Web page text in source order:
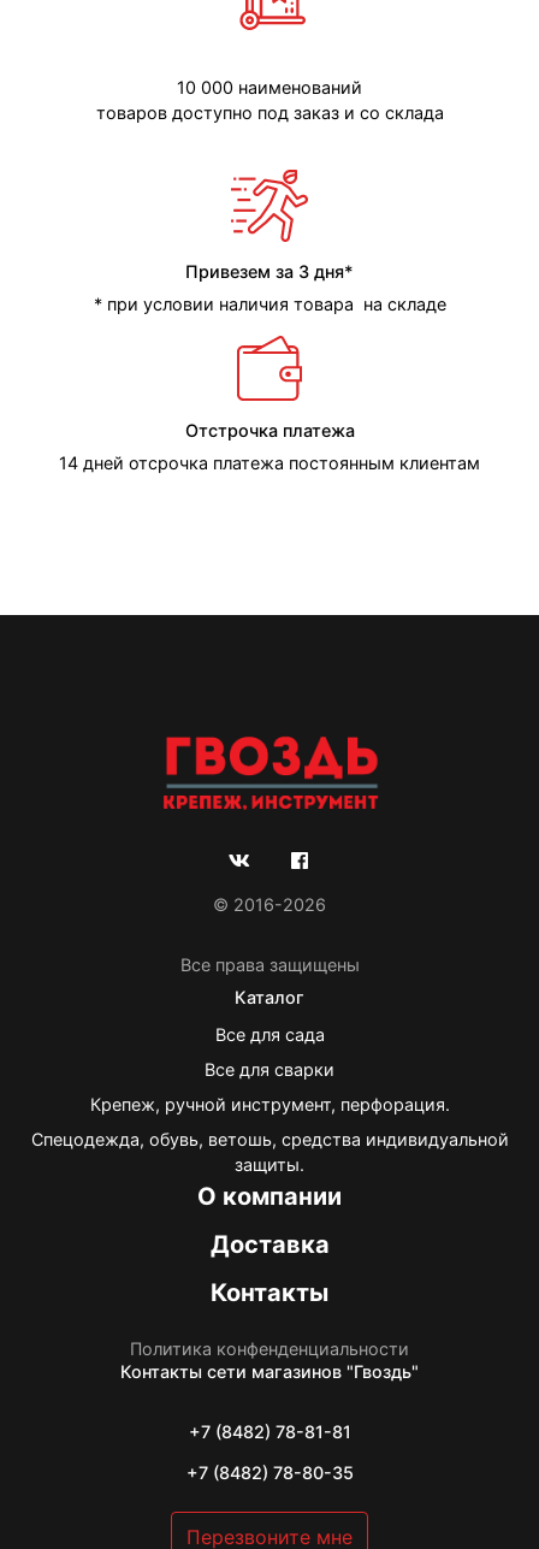
10 000 наименований
товаров доступно под заказ и со склада
Привезем за 3 дня*
* при условии наличия товара на складе
Отстрочка платежа
14 дней отсрочка платежа постоянным клиентам
© 2016-2026
Все права защищены
Каталог
Все для сада
Все для сварки
Крепеж, ручной инструмент, перфорация.
Спецодежда, обувь, ветошь, средства индивидуальной
защиты.
О компании
Доставка
Контакты
Политика конфенденциальности
Контакты сети магазинов "Гвоздь"
+7 (8482) 78-81-81
+7 (8482) 78-80-35
Перезвоните мне